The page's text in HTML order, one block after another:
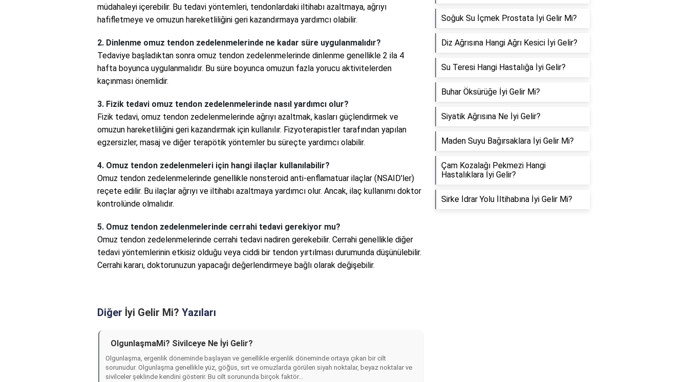
müdahaleyi içerebilir. Bu tedavi yöntemleri, tendonlardaki iltihabı azaltmaya, ağrıyı
hafifletmeye ve omuzun hareketliliğini geri kazandırmaya yardımcı olabilir.
2. Dinlenme omuz tendon zedelenmelerinde ne kadar süre uygulanmalıdır?
Tedaviye başladıktan sonra omuz tendon zedelenmelerinde dinlenme genellikle 2 ila 4
hafta boyunca uygulanmalıdır. Bu süre boyunca omuzun fazla yorucu aktivitelerden
kaçınması önemlidir.
3. Fizik tedavi omuz tendon zedelenmelerinde nasıl yardımcı olur?
Fizik tedavi, omuz tendon zedelenmelerinde ağrıyı azaltmak, kasları güçlendirmek ve
omuzun hareketliliğini geri kazandırmak için kullanılır. Fizyoterapistler tarafından yapılan
egzersizler, masaj ve diğer terapötik yöntemler bu süreçte yardımcı olabilir.
4. Omuz tendon zedelenmeleri için hangi ilaçlar kullanılabilir?
Omuz tendon zedelenmelerinde genellikle nonsteroid anti-enflamatuar ilaçlar (NSAID'ler)
reçete edilir. Bu ilaçlar ağrıyı ve iltihabı azaltmaya yardımcı olur. Ancak, ilaç kullanımı doktor
kontrolünde olmalıdır.
5. Omuz tendon zedelenmelerinde cerrahi tedavi gerekiyor mu?
Omuz tendon zedelenmelerinde cerrahi tedavi nadiren gerekebilir. Cerrahi genellikle diğer
tedavi yöntemlerinin etkisiz olduğu veya ciddi bir tendon yırtılması durumunda düşünülebilir.
Cerrahi kararı, doktorunuzun yapacağı değerlendirmeye bağlı olarak değişebilir.
Diğer İyi Gelir Mi? Yazıları
OlgunlaşmaMi? Sivilceye Ne İyi Gelir?
Olgunlaşma, ergenlik döneminde başlayan ve genellikle ergenlik döneminde ortaya çıkan bir cilt
sorunudur. Olgunlaşma genellikle yüz, göğüs, sırt ve omuzlarda görülen siyah noktalar, beyaz noktalar ve
sivilceler şeklinde kendini gösterir. Bu cilt sorununda birçok faktör...
Soğuk Su İçmek Prostata İyi Gelir Mi?
Diz Ağrısına Hangi Ağrı Kesici İyi Gelir?
Su Teresi Hangi Hastalığa İyi Gelir?
Buhar Öksürüğe İyi Gelir Mi?
Siyatik Ağrısına Ne İyi Gelir?
Maden Suyu Bağırsaklara İyi Gelir Mi?
Çam Kozalağı Pekmezi Hangi
Hastalıklara İyi Gelir?
Sirke İdrar Yolu İltihabına İyi Gelir Mi?